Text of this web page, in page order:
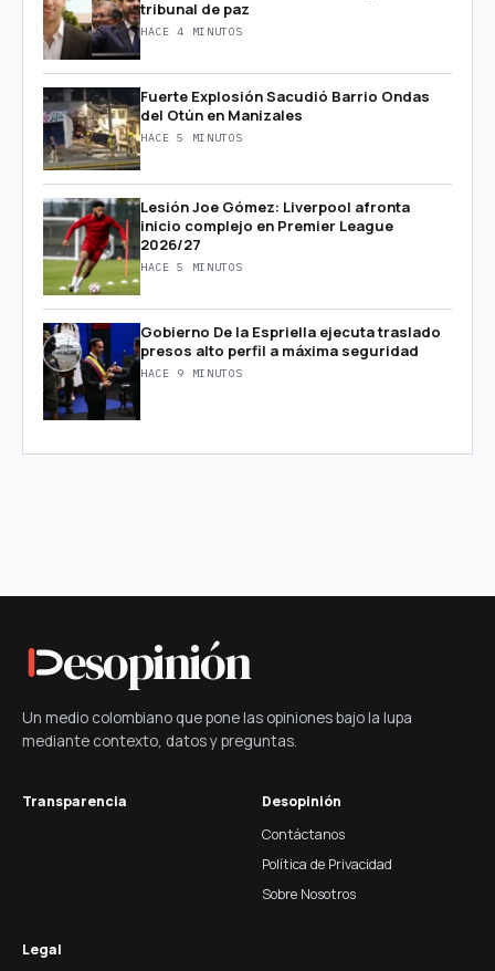
tribunal de paz
HACE 4 MINUTOS
Fuerte Explosión Sacudió Barrio Ondas
del Otún en Manizales
HACE 5 MINUTOS
Lesión Joe Gómez: Liverpool afronta
inicio complejo en Premier League
2026/27
HACE 5 MINUTOS
Gobierno De la Espriella ejecuta traslado
presos alto perfil a máxima seguridad
HACE 9 MINUTOS
esopinión
Un medio colombiano que pone las opiniones bajo la lupa
mediante contexto, datos y preguntas.
Transparencia
Desopinión
Contáctanos
Política de Privacidad
Sobre Nosotros
Legal